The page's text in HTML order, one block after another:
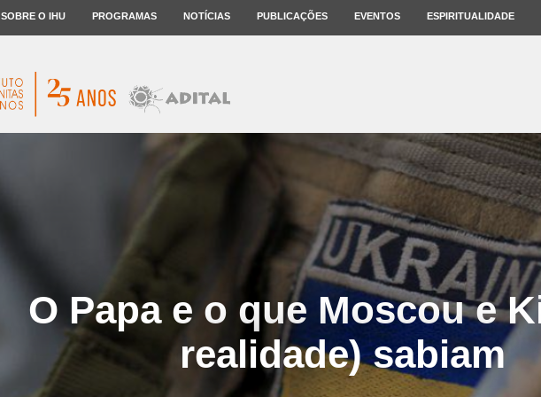
SOBRE O IHU PROGRAMAS NOTÍCIAS PUBLICAÇÕES EVENTOS ESPIRITUALIDADE
O Papa e o que Moscou e
realidade) sabiam